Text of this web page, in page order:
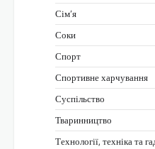
Сім’я
Соки
Спорт
Спортивне харчування
Суспільство
Тваринництво
Технології, техніка та